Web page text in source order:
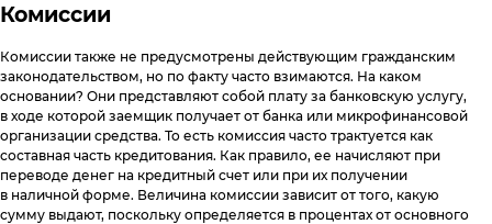
Комиссии
Комиссии также не предусмотрены действующим гражданским
законодательством, но по факту часто взимаются. На каком
основании? Они представляют собой плату за банковскую услугу,
в ходе которой заемщик получает от банка или микрофинансовой
организации средства. То есть комиссия часто трактуется как
составная часть кредитования. Как правило, ее начисляют при
переводе денег на кредитный счет или при их получении
в наличной форме. Величина комиссии зависит от того, какую
сумму выдают, поскольку определяется в процентах от основного